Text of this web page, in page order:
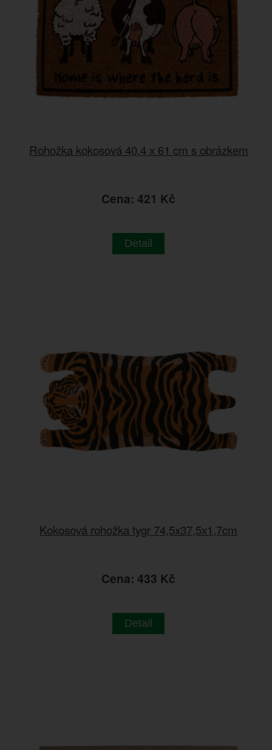
Rohožka kokosová 40,4 x 61 cm s obrázkem
Cena: 421 Kč
Detail
Kokosová rohožka tygr 74,5x37,5x1,7cm
Cena: 433 Kč
Detail